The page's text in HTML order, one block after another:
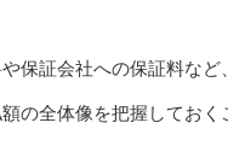
保証会社への保証料など
の全体像を把握しておく